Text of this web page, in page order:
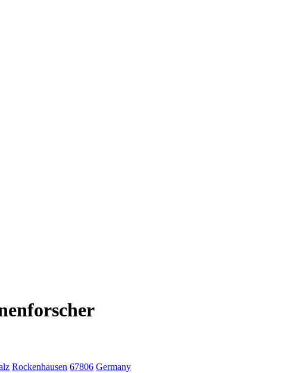
Rockenhausen 67806 Germany